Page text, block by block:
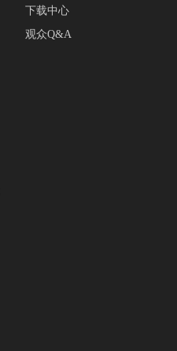
下载中心
观众Q&A